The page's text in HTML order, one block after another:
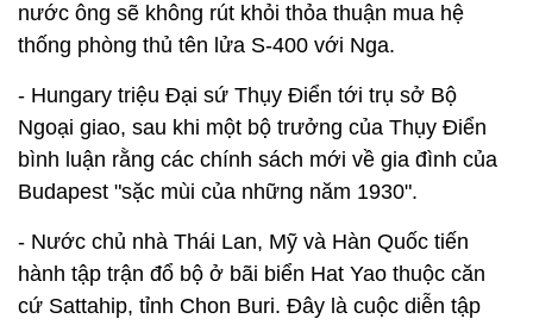
nước ông sẽ không rút khỏi thỏa thuận mua hệ
thống phòng thủ tên lửa S-400 với Nga.
- Hungary triệu Đại sứ Thụy Điển tới trụ sở Bộ
Ngoại giao, sau khi một bộ trưởng của Thụy Điển
bình luận rằng các chính sách mới về gia đình của
Budapest "sặc mùi của những năm 1930".
- Nước chủ nhà Thái Lan, Mỹ và Hàn Quốc tiến
hành tập trận đổ bộ ở bãi biển Hat Yao thuộc căn
cứ Sattahip, tỉnh Chon Buri. Đây là cuộc diễn tập